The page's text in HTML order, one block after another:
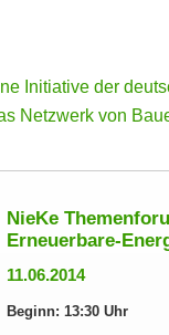
Initiative der
Netzwerk von
NieKe
Erneuerbare-
11.06.2014
Beginn: 13:30 Uhr